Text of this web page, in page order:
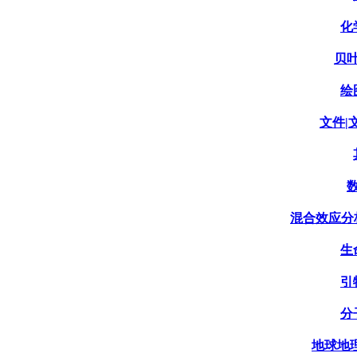
化
贝
绘
文件|
混合效应分
生
引
分
地球地